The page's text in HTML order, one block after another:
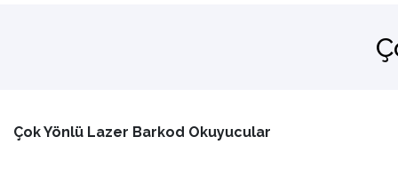
Çok Yönlü Lazer Barkod Okuyucular